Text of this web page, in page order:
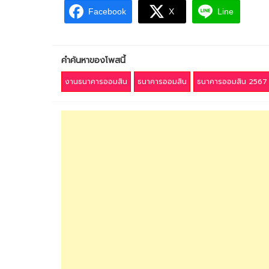
Facebook X Line
คำค้นหาของโพสนี้
งานธนาคารออมสิน ธนาคารออมสิน ธนาคารออมสิน 2567